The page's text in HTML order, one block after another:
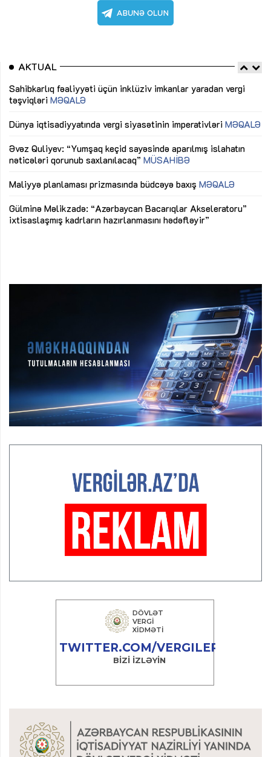
AKTUAL
Sahibkarlıq fəaliyyəti üçün inklüziv imkanlar yaradan vergi
təşviqləri MƏQALƏ
Dünya iqtisadiyyatında vergi siyasətinin imperativləri MƏQALƏ
Əvəz Quliyev: “Yumşaq keçid sayəsində aparılmış islahatın
nəticələri qorunub saxlanılacaq” MÜSAHİBƏ
Maliyyə planlaması prizmasında büdcəyə baxış MƏQALƏ
Gülminə Məlikzadə: “Azərbaycan Bacarıqlar Akseleratoru”
ixtisaslaşmış kadrların hazırlanmasını hədəfləyir”